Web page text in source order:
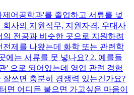
어공학과'를 졸업하고 서류를 넣
회사의 지원직무, 지원자격, 우대사
전공과 비슷한 곳으로 지원하려
전제를 나왔는데 화학 또는 관련학
에는 서류를 못 넣나요? 2. 예를들
' 으로 되어있는데 영업 관련 경험
잘쓰면 충분히 경쟁력 있는건가요?
면 어디든 붙으면 가고싶은 마음이